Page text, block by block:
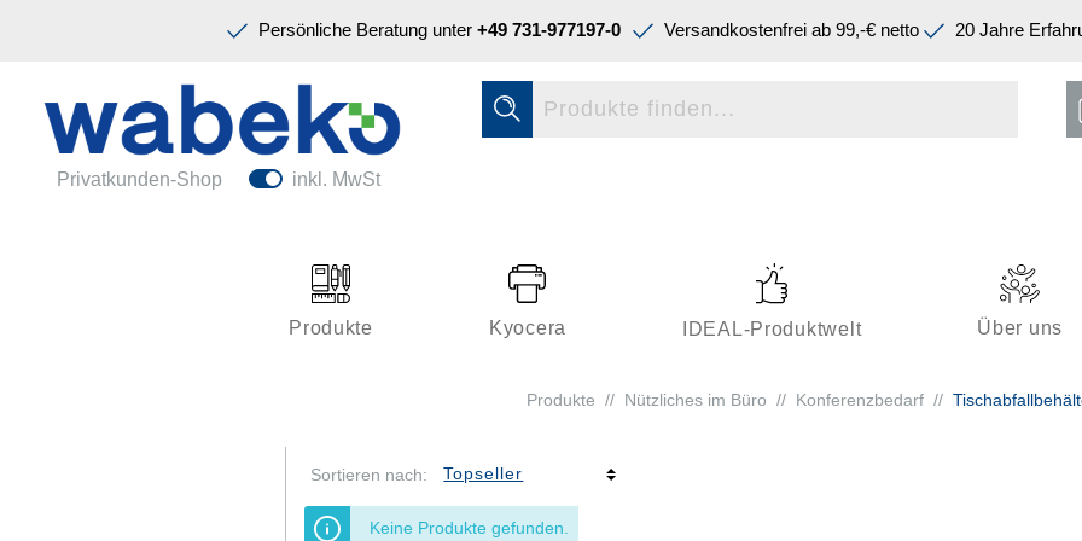
Persönliche Beratung unter +49 731-977197-0 Versandkostenfrei ab 99,-€ netto 20 Jahre
Privatkunden-Shop inkl. MwSt
Produkte Kyocera IDEAL-Produktwelt Über uns
Ordnen & Registrieren
Papiere & Blöcke
Büroeinrichtung
Kleben & Versenden
Schreiben & Korrigieren
Nützliches im Büro
Produkte // Nützliches im Büro // Konferenzbedarf //
Sortieren nach:
Keine Produkte gefunden.
Schreiben & Korrigieren